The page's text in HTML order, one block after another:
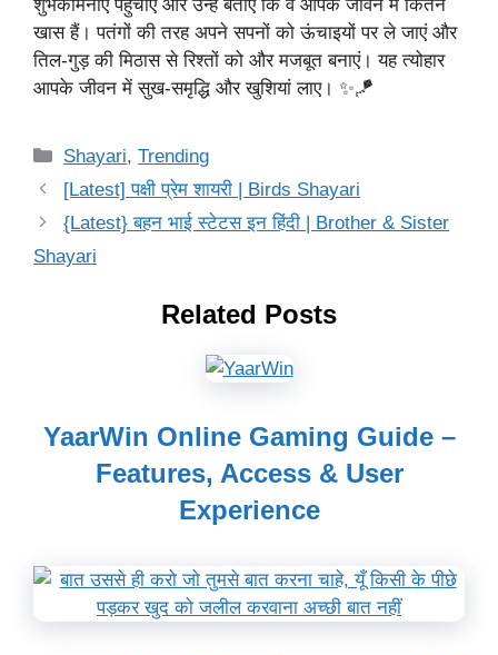
शुभकामनाएं पहुंचाएं और उन्हें बताएं कि वे आपके जीवन में कितने
खास हैं। पतंगों की तरह अपने सपनों को ऊंचाइयों पर ले जाएं और
तिल-गुड़ की मिठास से रिश्तों को और मजबूत बनाएं। यह त्योहार
आपके जीवन में सुख-समृद्धि और खुशियां लाए। ✨🪁
Categories
Shayari,Trending
[Latest] पक्षी प्रेम शायरी | Birds Shayari
{Latest} बहन भाई स्टेटस इन हिंदी | Brother & Sister
Shayari
Related Posts
YaarWin Online Gaming Guide –
Features, Access & User
Experience